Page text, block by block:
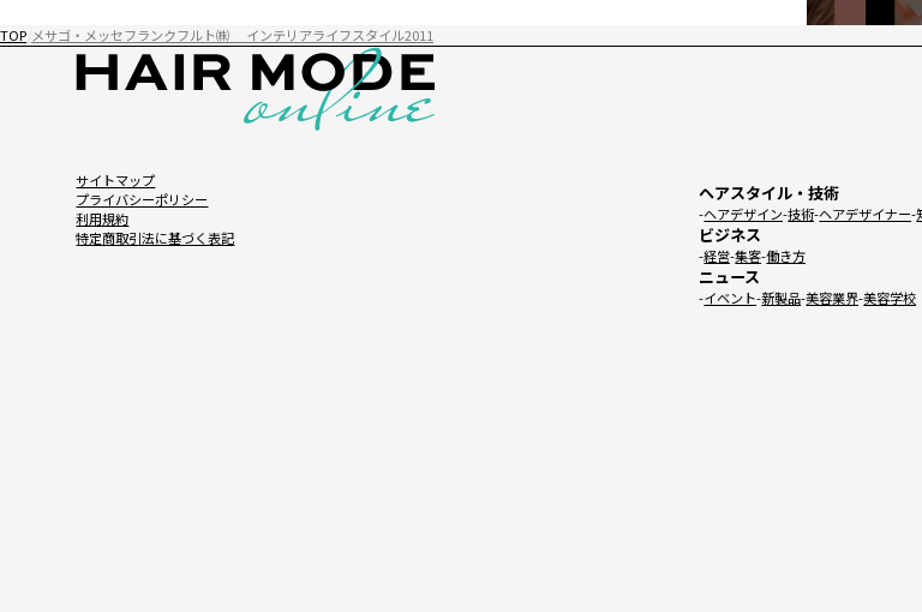
TOP メサゴ・メッセフランクフルト㈱ インテリアライフスタイル2011
サイトマップ
プライバシーポリシー
利用規約
特定商取引法に基づく表記
ヘアスタイル・技術
ヘアデザイン 技術 ヘアデザイナー
ビジネス
経営 集客 働き方
ニュース
イベント 新製品 美容業界 美容学校